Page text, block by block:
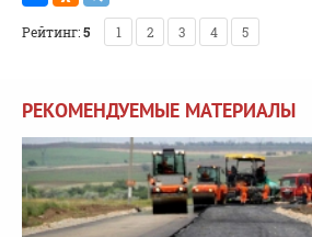
Рейтинг:5 1 2 3 4 5
РЕКОМЕНДУЕМЫЕ МАТЕРИАЛЫ